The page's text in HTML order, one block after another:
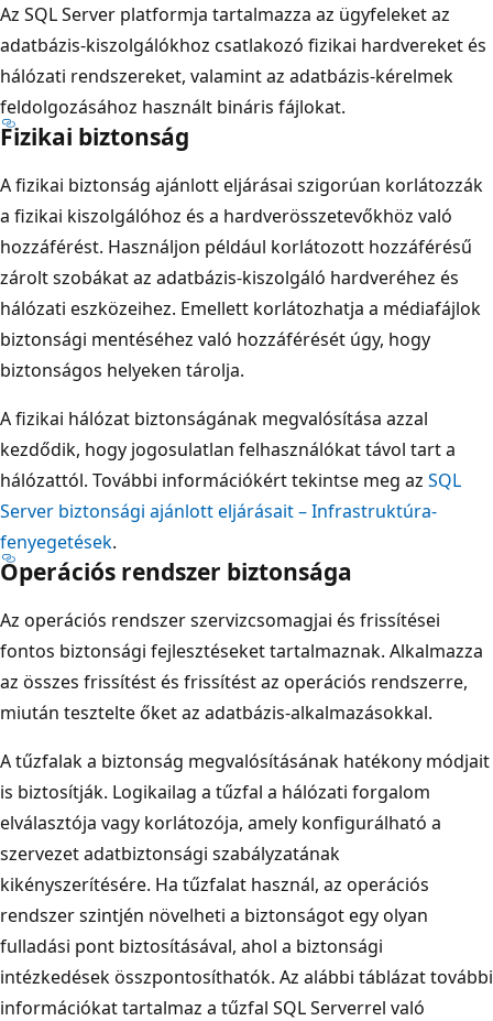
Az SQL Server platformja tartalmazza az ügyfeleket az
adatbázis-kiszolgálókhoz csatlakozó fizikai hardvereket és
hálózati rendszereket, valamint az adatbázis-kérelmek
feldolgozásához használt bináris fájlokat.
Fizikai biztonság
A fizikai biztonság ajánlott eljárásai szigorúan korlátozzák
a fizikai kiszolgálóhoz és a hardverösszetevőkhöz való
hozzáférést. Használjon például korlátozott hozzáférésű
zárolt szobákat az adatbázis-kiszolgáló hardveréhez és
hálózati eszközeihez. Emellett korlátozhatja a médiafájlok
biztonsági mentéséhez való hozzáférését úgy, hogy
biztonságos helyeken tárolja.
A fizikai hálózat biztonságának megvalósítása azzal
kezdődik, hogy jogosulatlan felhasználókat távol tart a
hálózattól. További információkért tekintse meg az SQL
Server biztonsági ajánlott eljárásait – Infrastruktúra-
fenyegetések.
Operációs rendszer biztonsága
Az operációs rendszer szervizcsomagjai és frissítései
fontos biztonsági fejlesztéseket tartalmaznak. Alkalmazza
az összes frissítést és frissítést az operációs rendszerre,
miután tesztelte őket az adatbázis-alkalmazásokkal.
A tűzfalak a biztonság megvalósításának hatékony módjait
is biztosítják. Logikailag a tűzfal a hálózati forgalom
elválasztója vagy korlátozója, amely konfigurálható a
szervezet adatbiztonsági szabályzatának
kikényszerítésére. Ha tűzfalat használ, az operációs
rendszer szintjén növelheti a biztonságot egy olyan
fulladási pont biztosításával, ahol a biztonsági
intézkedések összpontosíthatók. Az alábbi táblázat további
információkat tartalmaz a tűzfal SQL Serverrel való